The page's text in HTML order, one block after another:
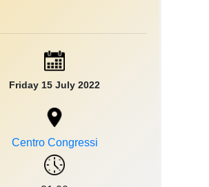
Friday 15 July 2022
Centro Congressi